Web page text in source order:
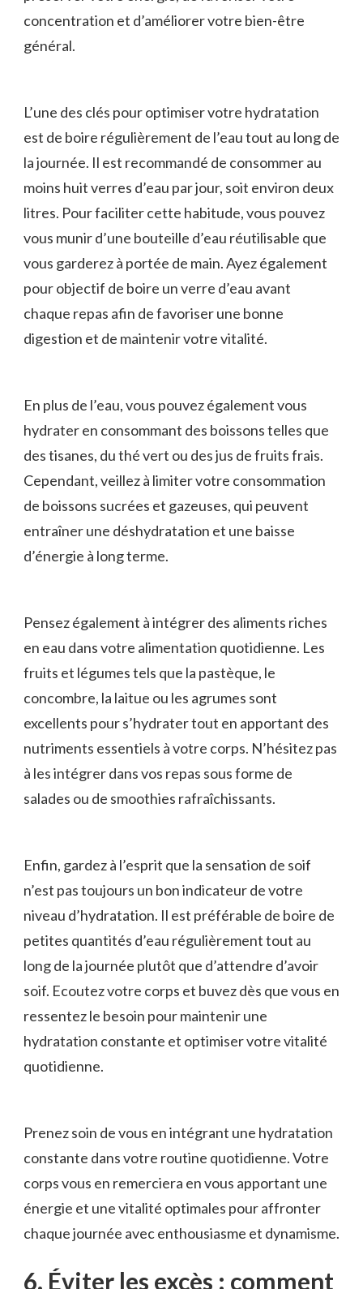
concentration et d’améliorer votre bien-être
général.
L’une des clés⁢ pour optimiser votre hydratation
est de boire régulièrement de ​l’eau tout au long de
la journée. ‌Il est recommandé de ⁤consommer au
moins huit verres d’eau par jour,‍ soit environ deux
litres. Pour faciliter cette habitude,‍ vous‍ pouvez
‍vous munir d’une bouteille d’eau réutilisable que
vous garderez à portée de main.⁢ Ayez également
pour ⁤objectif​ de boire un verre d’eau avant ​
chaque‌ repas afin de favoriser une bonne
digestion et de⁣ maintenir votre vitalité.
En plus de ‍l’eau, ⁢vous pouvez également vous
hydrater ⁢en consommant des boissons telles que
des tisanes,‍ du thé vert ‌ou des jus de fruits frais.
Cependant, veillez‌ à limiter votre consommation
de boissons sucrées et gazeuses, qui peuvent
entraîner une ⁤déshydratation et une baisse
d’énergie à long terme.
Pensez également à intégrer‍ des aliments riches
en eau‍ dans votre alimentation quotidienne. Les
‍fruits et légumes tels que la pastèque, le
concombre, la laitue ou les agrumes sont
excellents pour ​s’hydrater tout en apportant des
nutriments⁣ essentiels à votre corps. N’hésitez pas⁤
à les‍ intégrer dans vos repas⁢ sous forme de
salades ou de smoothies rafraîchissants.
Enfin,​ gardez à l’esprit que la sensation de soif
n’est pas toujours un bon indicateur de votre‍
niveau d’hydratation.‌ Il est préférable ⁢de boire de
petites quantités d’eau ‍régulièrement tout au
long de la journée ⁢plutôt que d’attendre d’avoir
soif. Ecoutez votre corps ​et buvez ⁤dès que vous en
ressentez le ⁣besoin pour maintenir une
hydratation constante et​ optimiser votre vitalité
quotidienne.
Prenez soin⁢ de vous en intégrant une hydratation
constante dans votre routine quotidienne. Votre
corps vous en remerciera en vous ⁣apportant une
énergie et​ une vitalité ​optimales pour affronter
chaque journée ‍avec enthousiasme ​et dynamisme.
6. Éviter les excès : comment